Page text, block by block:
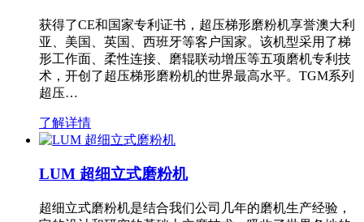
获得了CE和国家专利证书，超压梯形磨粉机享誉澳大利
亚、美国、英国、西班牙等客户国家。该机型采用了梯
形工作面、柔性连接、磨辊联动增压等五项磨机专利技
术，开创了超压梯形磨粉机的世界最高水平。TGM系列
超压…
了解详情
LUM 超细立式磨粉机
超细立式磨粉机是结合我们公司几年的磨机生产经验，